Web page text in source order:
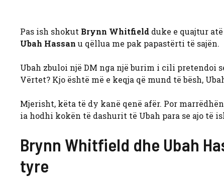
Pas ish shokut Brynn Whitfield duke e quajtur atë
Ubah Hassan u qëllua me pak papastërti të sajën.
Ubah zbuloi një DM nga një burim i cili pretendoi
Vërtet? Kjo është më e keqja që mund të bësh,
Mjerisht, këta të dy kanë qenë afër. Por
ia hodhi kokën të dashurit të Ubah para se ajo të
Brynn Whitfield dhe Ubah
tyre